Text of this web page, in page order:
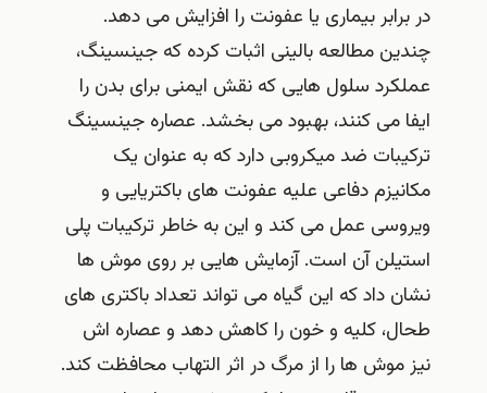
در برابر بیماری یا عفونت را افزایش می دهد.
چندین مطالعه بالینی اثبات کرده که جینسینگ،
عملکرد سلول هایی که نقش ایمنی برای بدن را
ایفا می کنند، بهبود می بخشد. عصاره جینسینگ
ترکیبات ضد میکروبی دارد که به عنوان یک
مکانیزم دفاعی علیه عفونت های باکتریایی و
ویروسی عمل می کند و این به خاطر ترکیبات پلی
استیلن آن است. آزمایش هایی بر روی موش ها
نشان داد که این گیاه می تواند تعداد باکتری های
طحال، کلیه و خون را کاهش دهد و عصاره اش
نیز موش ها را از مرگ در اثر التهاب محافظت کند.